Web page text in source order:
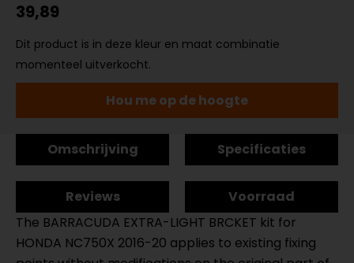
39,89
Dit product is in deze kleur en maat combinatie
momenteel uitverkocht.
Hou me op de hoogte
Omschrijving Specificaties
Reviews
Voorraad
The BARRACUDA EXTRA-LIGHT BRCKET kit for
HONDA NC750X 2016-20 applies to existing fixing